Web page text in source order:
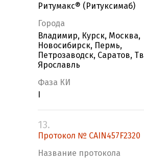
Ритумакс® (Ритуксимаб)
Города
Владимир, Курск, Москва,
Новосибирск, Пермь,
Петрозаводск, Саратов,
Ярославль
Фаза КИ
13.
Протокол № CAIN457F2320
Название протокола